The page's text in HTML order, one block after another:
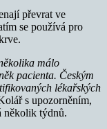
převrat ve
se používá pro
málo
pacienta. Českým
lékařských
s upozorněním,
několik týdnů.